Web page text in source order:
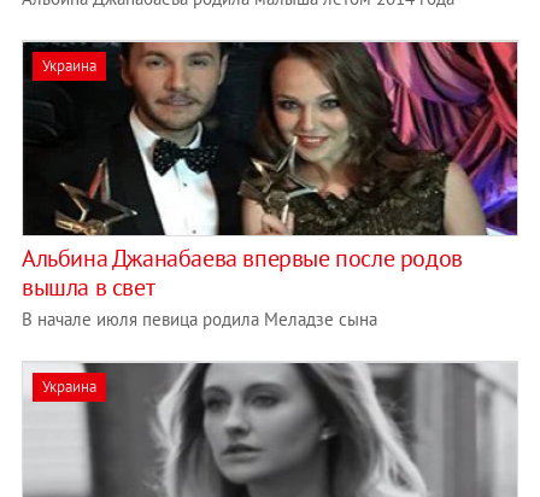
Украина
Альбина Джанабаева впервые после родов
вышла в свет
В начале июля певица родила Меладзе сына
Украина